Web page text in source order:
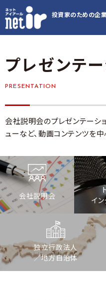
投資家のための企
プレゼンテ
PRESENTATION
会社説明会のプレゼンテーシ
ューなど、動画コンテンツを中
会社説明会
イン
独立行政法人
／地方自治体